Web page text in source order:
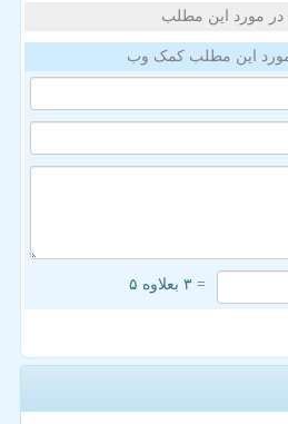
در مورد این مطلب
این مطلب کمک وب
= ۳ بعلاوه ۵